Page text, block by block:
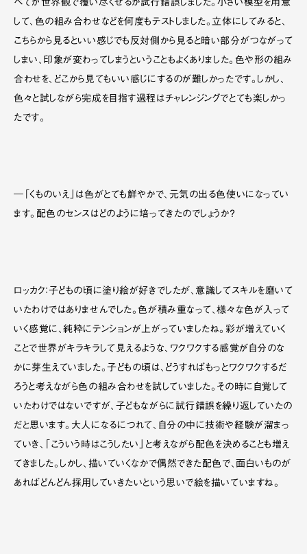
べてが世界観で覆い尽くせるか試行錯誤しました。小さい模型を用意
して、色の組み合わせなどを何度もテストしました。立体にしてみると、
こちらから見るといい感じでも反対側から見ると暗い部分がつながって
しまい、印象が変わってしまうということもよくありました。色や形の組み
合わせを、どこから見てもいい感じにするのが難しかったです。しかし、
色々と試しながら完成を目指す過程はチャレンジングでとても楽しかっ
たです。
―「くものいえ」は色がとても鮮やかで、元気の出る色使いになってい
ます。配色のセンスはどのように培ってきたのでしょうか？
ロッカク：子どもの頃に塗り絵が好きでしたが、意識してスキルを磨いて
いたわけではありませんでした。色が積み重なって、様々な色が入って
いく感覚に、純粋にテンションが上がっていましたね。彩が増えていく
ことで世界がキラキラして見えるような、ワクワクする感覚が自分のな
かに芽生えていました。子どもの頃は、どうすればもっとワクワクするだ
ろうと考えながら色の組み合わせを試していました。その時に自覚して
いたわけではないですが、子どもながらに試行錯誤を繰り返していたの
だと思います。大人になるにつれて、自分の中に技術や経験が溜まっ
ていき、「こういう時はこうしたい」と考えながら配色を決めることも増え
てきました。しかし、描いていくなかで偶然できた配色で、面白いものが
あればどんどん採用していきたいという思いで絵を描いていますね。